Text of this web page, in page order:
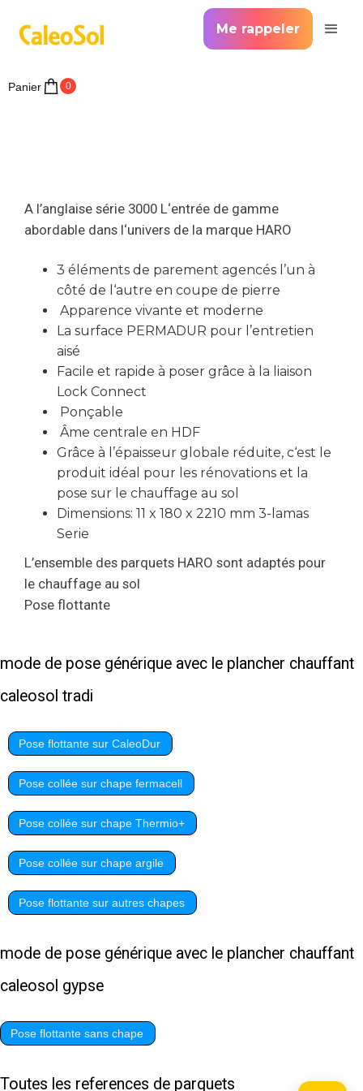
Me rappeler
Panier 0
A l’anglaise série 3000 L‘entrée de gamme
abordable dans l‘univers de la marque HARO
3 éléments de parement agencés l’un à
côté de l‘autre en coupe de pierre
Apparence vivante et moderne
La surface PERMADUR pour l’entretien
aisé
Facile et rapide à poser grâce à la liaison
Lock Connect
Ponçable
Âme centrale en HDF
Grâce à l’épaisseur globale réduite, c‘est le
produit idéal pour les rénovations et la
pose sur le chauffage au sol
Dimensions: 11 x 180 x 2210 mm 3-lamas
Serie
L’ensemble des parquets HARO sont adaptés pour
le chauffage au sol
Pose flottante
mode de pose générique avec le plancher chauffant
caleosol tradi
Pose flottante sur CaleoDur
Pose collée sur chape fermacell
Pose collée sur chape Thermio+
Pose collée sur chape argile
Pose flottante sur autres chapes
mode de pose générique avec le plancher chauffant
caleosol gypse
Pose flottante sans chape
Toutes les references de parquets